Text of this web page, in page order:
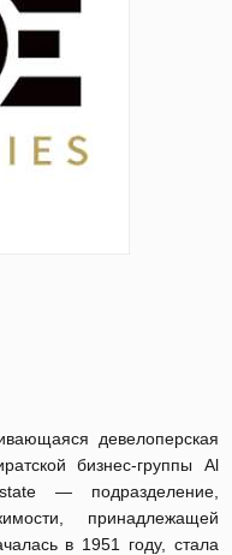
девелоперская
бизнес-группы Al
— подразделение,
принадлежащей
в 1951 году, стала